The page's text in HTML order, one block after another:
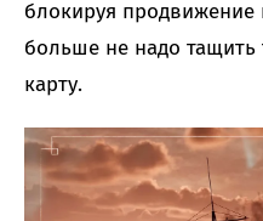
блокируя продвижение
больше не надо
карту.